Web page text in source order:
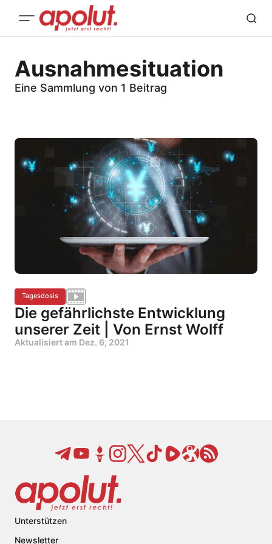
Ausnahmesituation
Eine Sammlung von 1 Beitrag
Tagesdosis
Die gefährlichste Entwicklung
unserer Zeit | Von Ernst Wolff
Aktualisiert am Dez. 6, 2021
Unterstützen
Newsletter